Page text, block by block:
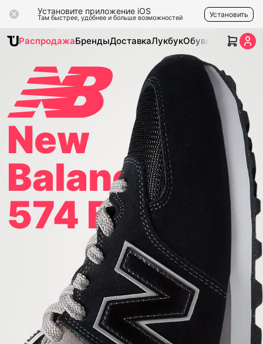
Установите приложение iOS
Там быстрее, удобнее и больше возможностей Установить
РаспродажаБрендыДоставкаЛукбукОбувь Одежда
New
Balance
574 Black